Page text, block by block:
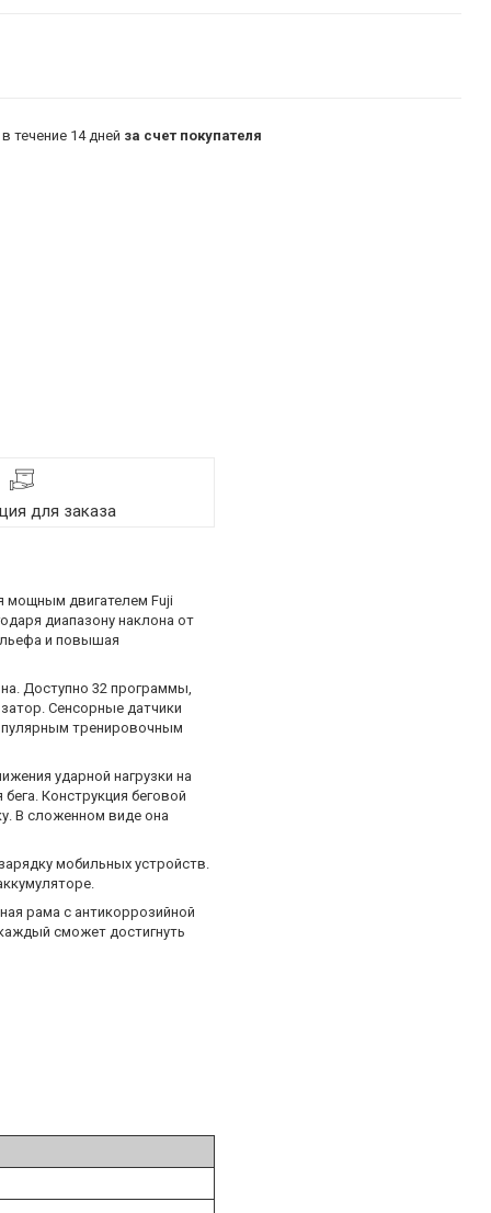
течение 14 дней за счет покупателя
для заказа
мощным двигателем Fuji
диапазону наклона от
и повышая
Доступно 32 программы,
Сенсорные датчики
тренировочным
ударной нагрузки на
Конструкция беговой
В сложенном виде она
мобильных устройств.
рама с антикоррозийной
сможет достигнуть